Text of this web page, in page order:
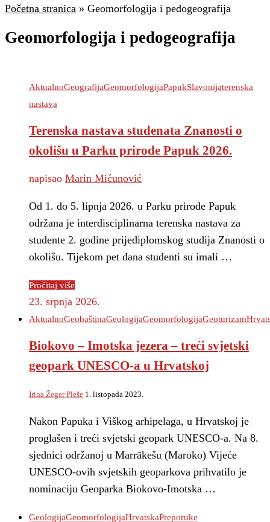
Početna stranica » Geomorfologija i pedogeografija
Geomorfologija i pedogeografija
AktualnoGeografijaGeomorfologijaPapukSlavonijaterenska
nastava
Terenska nastava studenata Znanosti o
okolišu u Parku prirode Papuk 2026.
napisao Marin Mićunović
Od 1. do 5. lipnja 2026. u Parku prirode Papuk
održana je interdisciplinarna terenska nastava za
studente 2. godine prijediplomskog studija Znanosti o
okolišu. Tijekom pet dana studenti su imali …
Pročitaj više
23. srpnja 2026.
AktualnoGeobaštinaGeologijaGeomorfologijaGeoturizam
Biokovo – Imotska jezera – treći svjetski
geopark UNESCO-a u Hrvatskoj
Irina Žeger Pleše 1. listopada 2023.
Nakon Papuka i Viškog arhipelaga, u Hrvatskoj je
proglašen i treći svjetski geopark UNESCO-a. Na 8.
sjednici održanoj u Marrākešu (Maroko) Vijeće
UNESCO-ovih svjetskih geoparkova prihvatilo je
nominaciju Geoparka Biokovo-Imotska …
GeologijaGeomorfologijaHrvatskaPreporuke